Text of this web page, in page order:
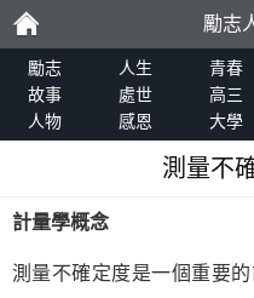
勵
志
勵志
勵志 人生 青春
故事
處世 高三
人物
感恩 大學
測量不
計量學概念
測量不確定度是一個重要